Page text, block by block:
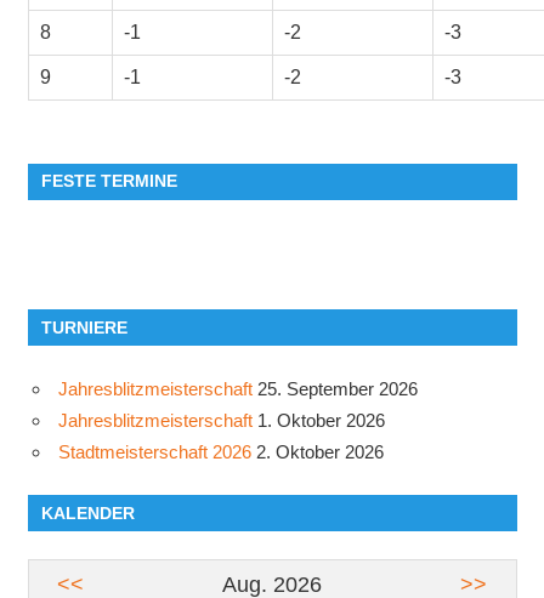
8 -1 -2 -3
9 -1 -2 -3
FESTE TERMINE
TURNIERE
Jahresblitzmeisterschaft 25. September 2026
Jahresblitzmeisterschaft 1. Oktober 2026
Stadtmeisterschaft 2026 2. Oktober 2026
KALENDER
<< Aug. 2026 >>